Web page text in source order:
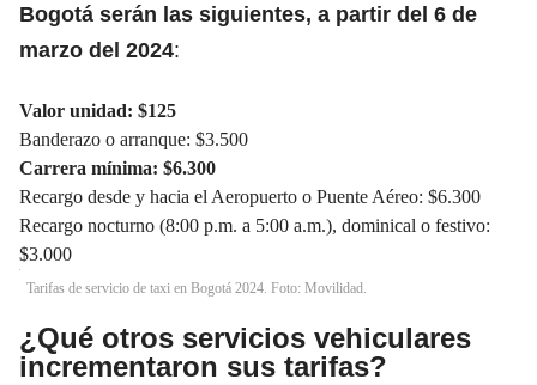
Bogotá serán las siguientes, a partir del 6 de
marzo del 2024:
Valor unidad: $125
Banderazo o arranque: $3.500
Carrera mínima: $6.300
Recargo desde y hacia el Aeropuerto o Puente Aéreo: $6.300
Recargo nocturno (8:00 p.m. a 5:00 a.m.), dominical o festivo:
$3.000
Tarifas de servicio de taxi en Bogotá 2024. Foto: Movilidad.
¿Qué otros servicios vehiculares
incrementaron sus tarifas?